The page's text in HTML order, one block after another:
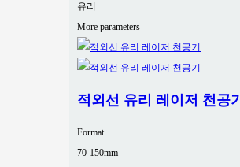
유리
More parameters
적외선 유리 레이저 천공기
Format
70-150mm